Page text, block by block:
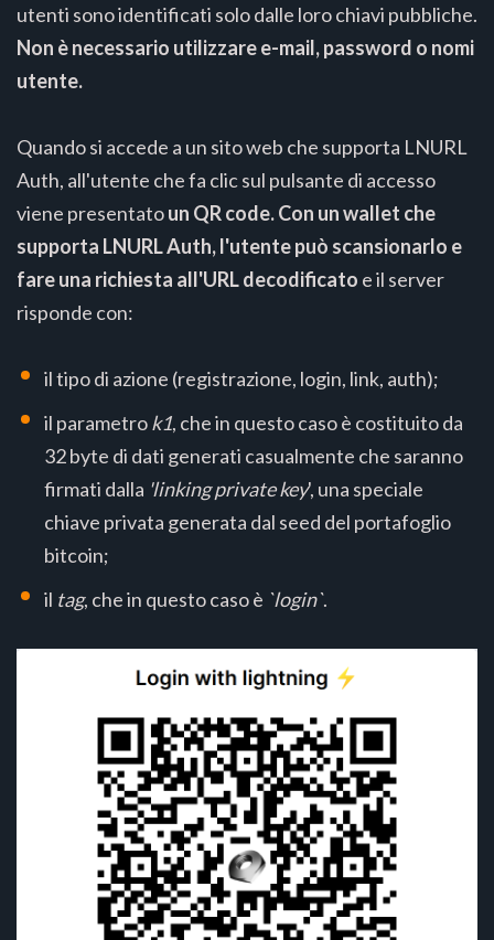
utenti sono identificati solo dalle loro chiavi pubbliche.
Non è necessario utilizzare e-mail, password o nomi
utente.
Quando si accede a un sito web che supporta LNURL
Auth, all'utente che fa clic sul pulsante di accesso
viene presentatoun QR code. Con un wallet che
supporta LNURL Auth, l'utente può scansionarlo e
fare una richiesta all'URL decodificato e il server
risponde con:
il tipo di azione (registrazione, login, link, auth);
il parametrok1, che in questo caso è costituito da
32 byte di dati generati casualmente che saranno
firmati dalla 'linking private key', una speciale
chiave privata generata dal seed del portafoglio
bitcoin;
il tag, che in questo caso è `login`.